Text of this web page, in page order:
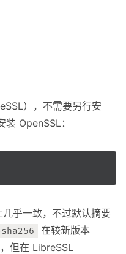
），不需要另行安
OpenSSL：
乎一致，不过默认摘要
在较新版本
但在 LibreSSL